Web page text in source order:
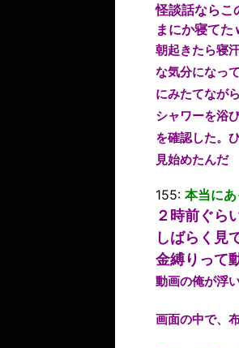
怪談話ならこ
まにか寝てた
朝起きたら寝
な気分になっ
にみたてなが
シャワーを浴
を確認した。
見始めたんだ
155: 本当に
２時前ぐら
しばらく見
金縛りって
動画の俺が浮
画面の中で、